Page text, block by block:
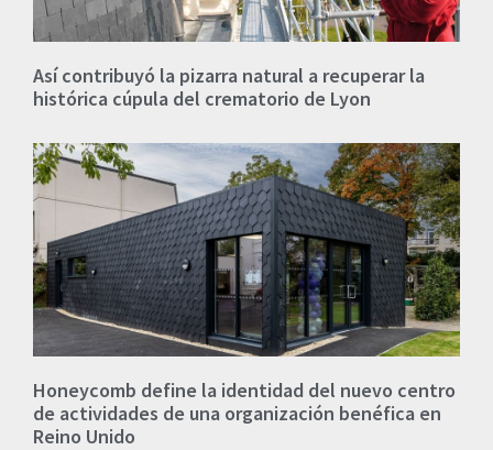
Así contribuyó la pizarra natural a recuperar la
histórica cúpula del crematorio de Lyon
Honeycomb define la identidad del nuevo centro
de actividades de una organización benéfica en
Reino Unido